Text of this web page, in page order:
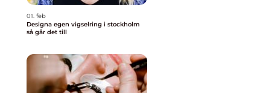
01. feb
Designa egen vigselring i stockholm
så går det till